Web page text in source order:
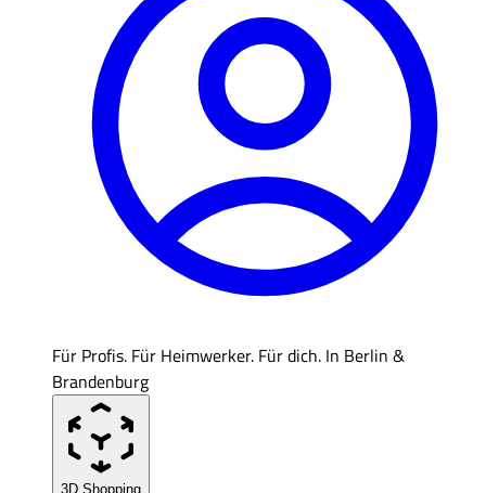
Für Profis. Für Heimwerker. Für dich. In Berlin &
Brandenburg
3D Shopping